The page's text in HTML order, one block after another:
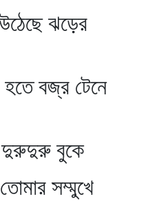
ঝড়ের
টেনে
দুরুদুরু বুকে